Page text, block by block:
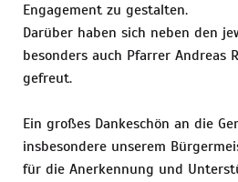
Engagement zu gestalten.
Darüber haben sich neben den
besonders auch Pfarrer Andreas
gefreut.
Ein großes Dankeschön an die
insbesondere unserem
für die Anerkennung und